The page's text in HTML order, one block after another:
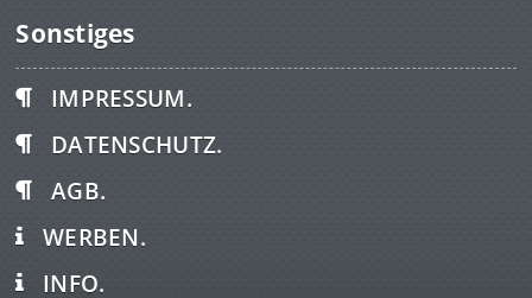
Sonstiges
IMPRESSUM.
DATENSCHUTZ.
AGB.
WERBEN.
INFO.